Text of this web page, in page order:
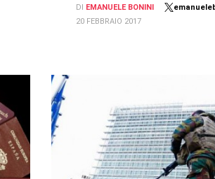
DI EMANUELE BONINI
20 FEBBRAIO 2017